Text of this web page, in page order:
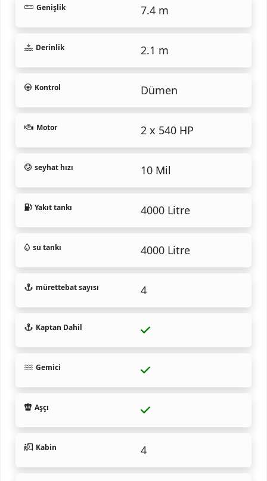
Genişlik 7.4 m
Derinlik 2.1 m
Kontrol Dümen
Motor 2 x 540 HP
seyhat hızı 10 Mil
Yakıt tankı 4000 Litre
su tankı 4000 Litre
mürettebat sayısı 4
Kaptan Dahil
Gemici
Aşçı
Kabin 4